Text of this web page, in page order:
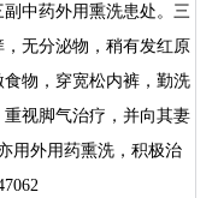
中药外用熏洗患处。三
无分泌物，稍有发红原
物，穿宽松内裤，勤洗
视脚气治疗，并向其妻
用外用药熏洗，积极治